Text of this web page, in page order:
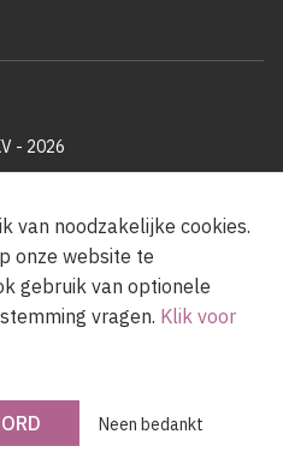
- 2026
Gemeenschap
van noodzakelijke cookies.
onze website te
gebruik van optionele
vragen. Klik voor
Neen bedankt